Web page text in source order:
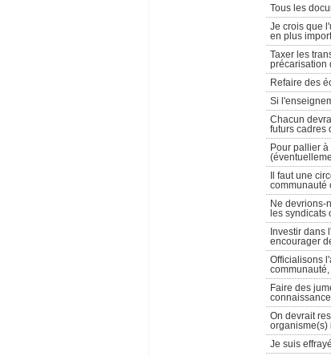
Tous les
Je crois que
en plus
Taxer les
précarisation
Refaire des
Si
Chacun
futurs cadres
Pour pallier
Il faut une
communauté
Ne devrions-
les syndicats
Investir dans
encourager
Officialisons
Faire des
On devrait
organisme(s)
Je suis